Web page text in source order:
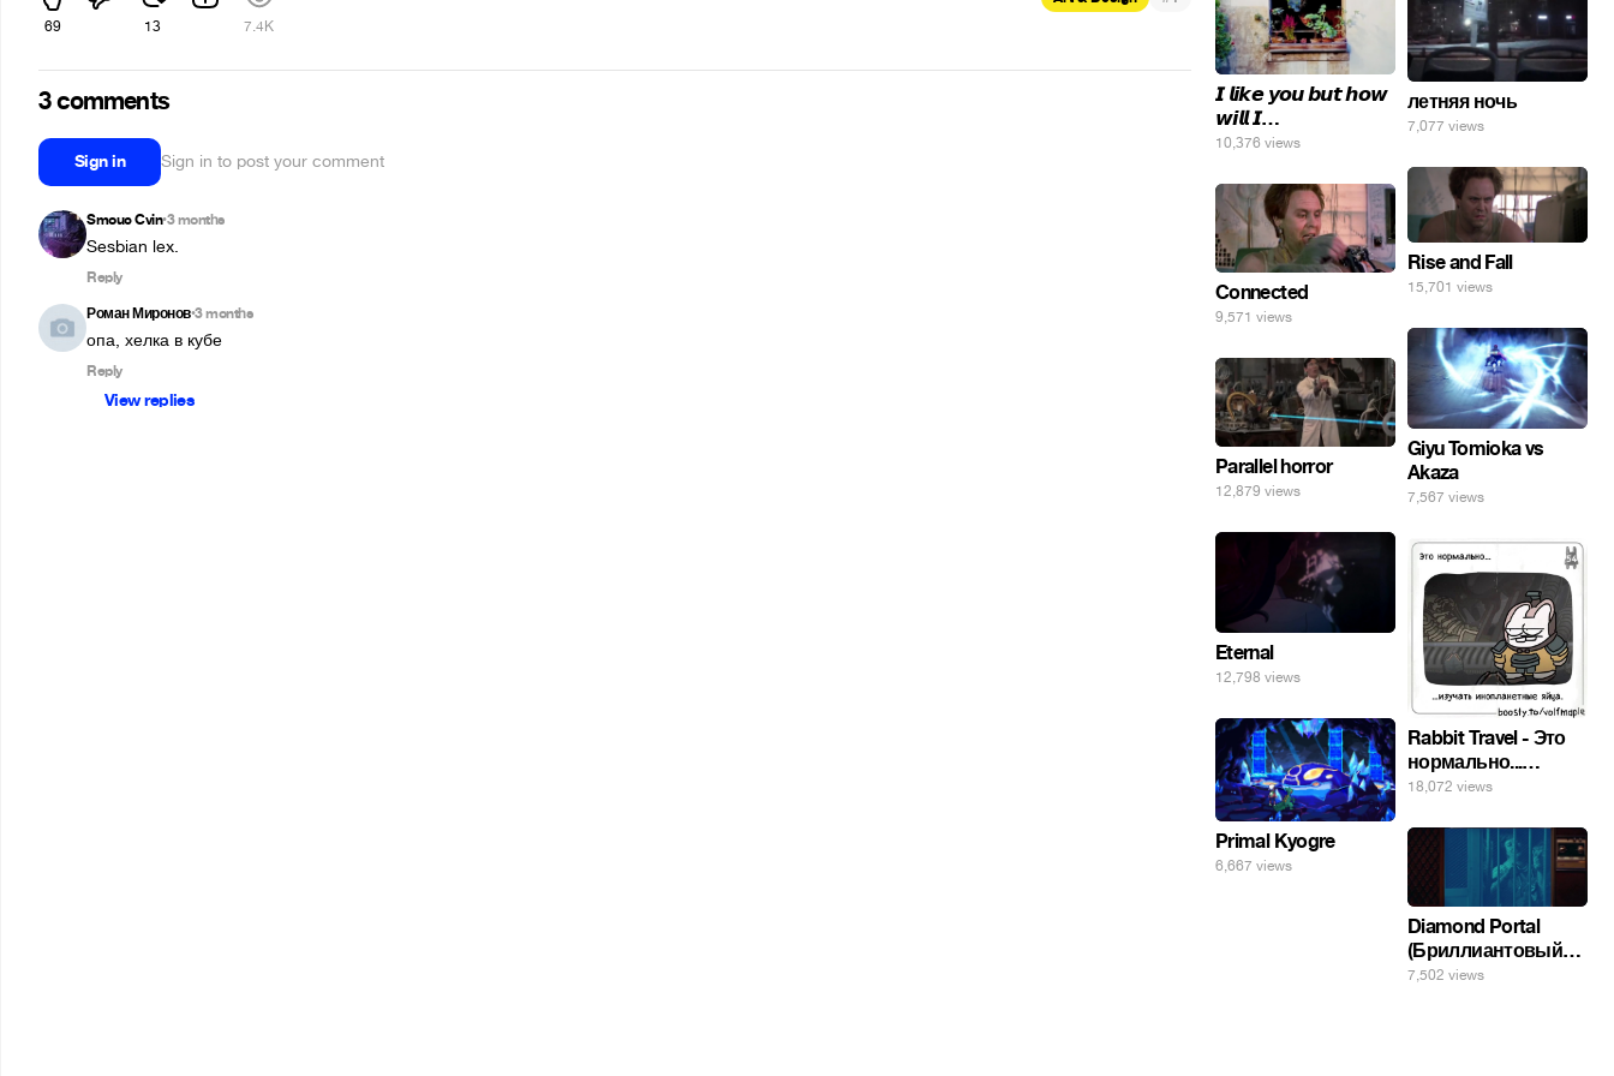
69 13 7.4K
3 comments
Sign in Sign in to post your comment
Smouc Cvin•3 months
Sesbian lex.
Reply
Роман Миронов•3 months
опа, хелка в кубе
Reply
View replies
𝙄 𝙡𝙞𝙠𝙚 𝙮𝙤𝙪 𝙗𝙪𝙩 𝙝𝙤𝙬
𝙬𝙞𝙡𝙡 𝙄…
10,376 views
летняя ночь
7,077 views
Rise and Fall
15,701 views
Connected
9,571 views
Giyu Tomioka vs
Akaza
7,567 views
Parallel horror
12,879 views
Eternal
12,798 views
Rabbit Travel - Это
нормально...
изучать
яйца.
18,072 views
Primal Kyogre
6,667 views
Diamond Portal
(Бриллиантовый
портал). Хэлпмить
7,502 views